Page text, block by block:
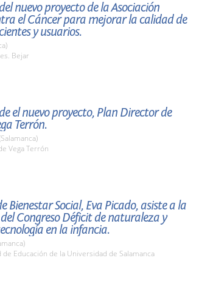
nuevo proyecto de la Asociación
el Cáncer para mejorar la calidad de
y usuarios.
Bejar
el nuevo proyecto, Plan Director de
Terrón.
Vega Terrón
Bienestar Social, Eva Picado, asiste a la
Congreso Déficit de naturaleza y
en la infancia.
de Educación de la Universidad de Salamanca